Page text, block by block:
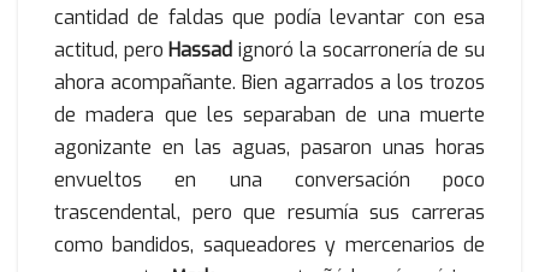
cantidad de faldas que podía levantar con esa
actitud, pero Hassad ignoró la socarronería de su
ahora acompañante. Bien agarrados a los trozos
de madera que les separaban de una muerte
agonizante en las aguas, pasaron unas horas
envueltos en una conversación poco
trascendental, pero que resumía sus carreras
como bandidos, saqueadores y mercenarios de